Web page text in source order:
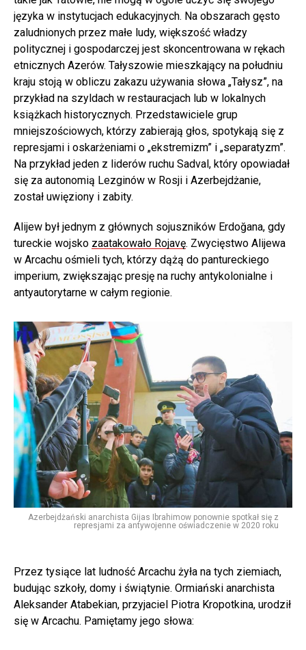
Bajram Mamiedow oświadczył w swoim zeznaniu w
sądzie, że oskarżenia o narkotyki przeciwko nim były
odwetem za graffiti na pomniku; krewni Bajrama
powiedzieli, że nawet nie palił. Prawnik twierdzi również,
że Gijas Ibrahimow odmówił składania zeznań pod
wpływem tortur podczas śledztwa.
języka w instytucjach edukacyjnych. Na obszarach gęsto
zaludnionych przez małe ludy, większość władzy
politycznej i gospodarczej jest skoncentrowana w rękach
etnicznych Azerów. Tałyszowie mieszkający na południu
kraju stoją w obliczu zakazu używania słowa „Tałysz”, na
przykład na szyldach w restauracjach lub w lokalnych
książkach historycznych. Przedstawiciele grup
mniejszościowych, którzy zabierają głos, spotykają się z
represjami i oskarżeniami o „ekstremizm” i „separatyzm”.
Na przykład jeden z liderów ruchu Sadval, który opowiadał
się za autonomią Lezginów w Rosji i Azerbejdżanie,
został uwięziony i zabity.
Alijew był jednym z głównych sojuszników Erdoğana, gdy
tureckie wojsko zaatakowało Rojavę. Zwycięstwo Alijewa
w Arcachu ośmieli tych, którzy dążą do pantureckiego
imperium, zwiększając presję na ruchy antykolonialne i
antyautorytarne w całym regionie.
Azerbejdżański anarchista Gijas Ibrahimow ponownie spotkał się z
represjami za antywojenne oświadczenie w 2020 roku
Przez tysiące lat ludność Arcachu żyła na tych ziemiach,
budując szkoły, domy i świątynie. Ormiański anarchista
Aleksander Atabekian, przyjaciel Piotra Kropotkina, urodził
się w Arcachu. Pamiętamy jego słowa: